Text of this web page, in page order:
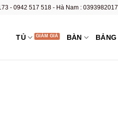
- 0942 517 518 - Hà Nam : 0393982017
TỦ BÀN BẢNG